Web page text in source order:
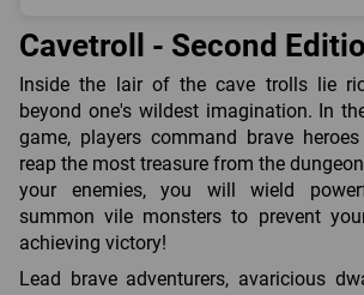
Cavetroll - Second
Inside the lair of the cave trolls lie
beyond one's wildest imagination. In
game, players command brave
reap the most treasure from the
your enemies, you will wield
summon vile monsters to prevent
achieving victory!
Lead brave adventurers, avaricious